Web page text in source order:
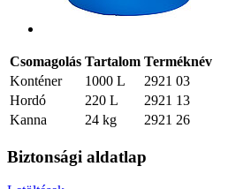
Csomagolás Tartalom Terméknév
Konténer
1000 L
2921 03
Hordó
220 L
2921 13
Kanna
24 kg 2921 26
Biztonsági aldatlap